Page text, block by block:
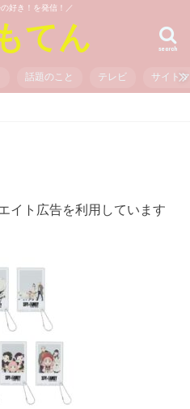
好き！を発信！／
てん search
話題のこと テレビ サイト
イト広告を利用しています